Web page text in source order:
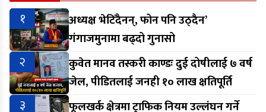
१
अध्यक्ष भेटिँदैनन्, फोन पनि उठ्दैन’
गंगाजमुनामा बढ्दो गुनासो
२
कुवेत मानव तस्करी काण्डः दुई दोषीलाई ७ वर्ष
जेल, पीडितलाई जनही १० लाख क्षतिपूर्ति
३ फूलखर्क क्षेत्रमा ट्राफिक नियम उल्लंघन गर्ने